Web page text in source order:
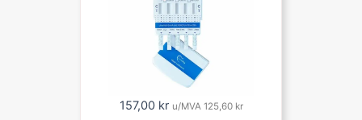
157,00 kr u/MVA 125,60 kr